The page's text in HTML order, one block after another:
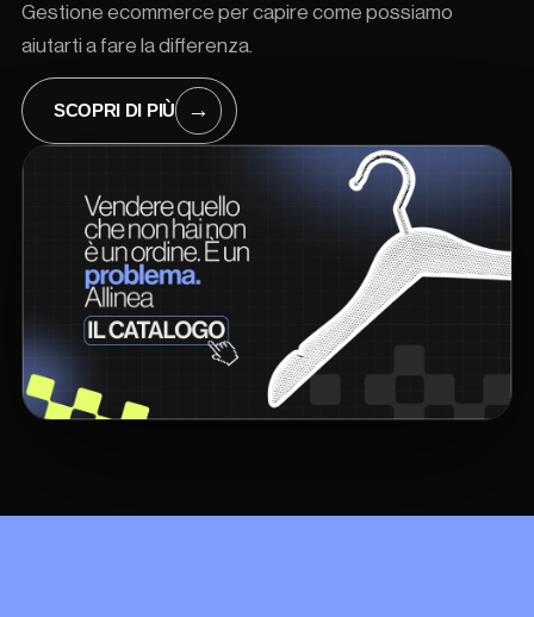
Gestione ecommerce per capire come possiamo
aiutarti a fare la differenza.
SCOPRI DI PIÙ →